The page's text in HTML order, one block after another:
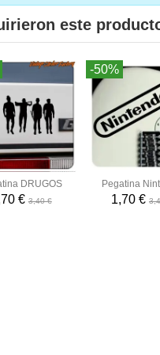
este
DRUGOS
€3,40 €
-50%
Pegatina
1,70 €